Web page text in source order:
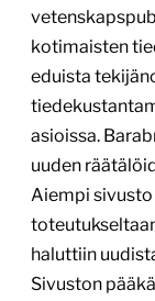
kotimaisten
eduista
asioissa.
uuden
Aiempi
haluttiin
Sivuston